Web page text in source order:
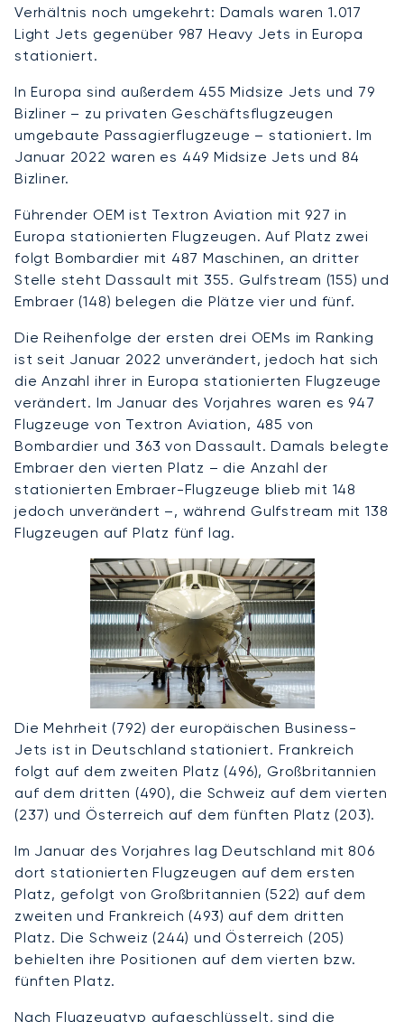
Verhältnis noch umgekehrt: Damals waren 1.017
Light Jets gegenüber 987 Heavy Jets in Europa
stationiert.
In Europa sind außerdem 455 Midsize Jets und 79
Bizliner – zu privaten Geschäftsflugzeugen
umgebaute Passagierflugzeuge – stationiert. Im
Januar 2022 waren es 449 Midsize Jets und 84
Bizliner.
Führender OEM ist Textron Aviation mit 927 in
Europa stationierten Flugzeugen. Auf Platz zwei
folgt Bombardier mit 487 Maschinen, an dritter
Stelle steht Dassault mit 355. Gulfstream (155) und
Embraer (148) belegen die Plätze vier und fünf.
Die Reihenfolge der ersten drei OEMs im Ranking
ist seit Januar 2022 unverändert, jedoch hat sich
die Anzahl ihrer in Europa stationierten Flugzeuge
verändert. Im Januar des Vorjahres waren es 947
Flugzeuge von Textron Aviation, 485 von
Bombardier und 363 von Dassault. Damals belegte
Embraer den vierten Platz – die Anzahl der
stationierten Embraer-Flugzeuge blieb mit 148
jedoch unverändert –, während Gulfstream mit 138
Flugzeugen auf Platz fünf lag.
Die Mehrheit (792) der europäischen Business-
Jets ist in Deutschland stationiert. Frankreich
folgt auf dem zweiten Platz (496), Großbritannien
auf dem dritten (490), die Schweiz auf dem vierten
(237) und Österreich auf dem fünften Platz (203).
Im Januar des Vorjahres lag Deutschland mit 806
dort stationierten Flugzeugen auf dem ersten
Platz, gefolgt von Großbritannien (522) auf dem
zweiten und Frankreich (493) auf dem dritten
Platz. Die Schweiz (244) und Österreich (205)
behielten ihre Positionen auf dem vierten bzw.
fünften Platz.
Nach Flugzeugtyp aufgeschlüsselt, sind die